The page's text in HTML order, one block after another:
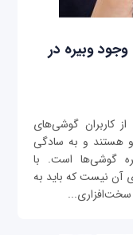
وبیره در
کاربران گوشی‌های
هستند و به سادگی
گوشی‌ها است. با
آن نیست که باید به
سخت‌افزاری...